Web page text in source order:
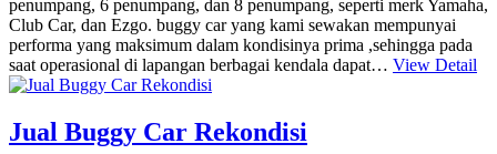
penumpang, 6 penumpang, dan 8 penumpang, seperti merk Yamaha,
Club Car, dan Ezgo. buggy car yang kami sewakan mempunyai
performa yang maksimum dalam kondisinya prima ,sehingga pada
saat operasional di lapangan berbagai kendala dapat… View Detail
Jual Buggy Car Rekondisi